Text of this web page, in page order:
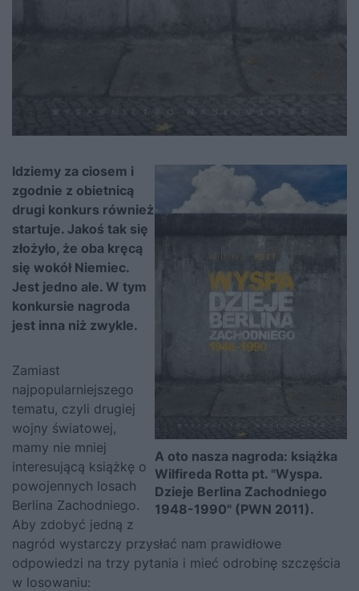
A oto nasza nagroda: książka
Wilfireda Rotta pt. "Wyspa.
Dzieje Berlina Zachodniego
1948-1990" (PWN 2011).
Idziemy za ciosem i
zgodnie z obietnicą
drugi konkurs również
startuje. Jakoś tak się
złożyło, że oba kręcą
się wokół Niemiec.
Jest jedno ale. W tym
konkursie nagroda
jest inna niż zwykle.
Zamiast
najpopularniejszego
tematu, czyli drugiej
wojny światowej,
mamy nie mniej
interesującą książkę o
powojennych losach
Berlina Zachodniego.
Aby zdobyć jedną z
nagród wystarczy przysłać nam prawidłowe
odpowiedzi na trzy pytania i mieć odrobinę szczęścia
w losowaniu: